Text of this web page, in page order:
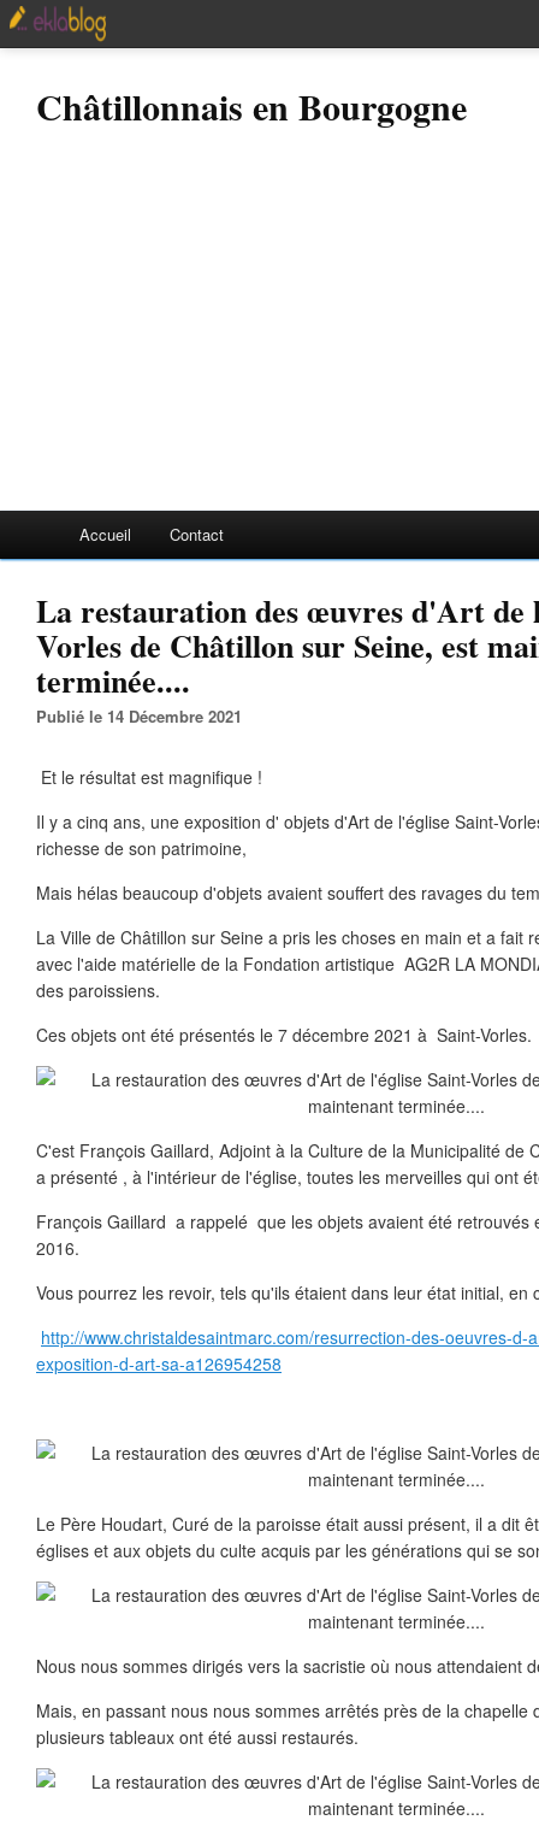
Châtillonnais en Bourgogne
Accueil Contact
La restauration des œuvres d'Art de
Vorles de Châtillon sur Seine, est
terminée....
Publié le 14 Décembre 2021
Et le résultat est magnifique !
Il y a cinq ans, une exposition d' objets d'Art de l'église Saint-
richesse de son patrimoine,
Mais hélas beaucoup d'objets avaient souffert des ravages du
La Ville de Châtillon sur Seine a pris les choses en main et a fait
avec l'aide matérielle de la Fondation artistique AG2R LA
des paroissiens.
Ces objets ont été présentés le 7 décembre 2021 à Saint-Vorles.
C'est François Gaillard, Adjoint à la Culture de la Municipalité de
a présenté , à l'intérieur de l'église, toutes les merveilles qui ont
François Gaillard a rappelé que les objets avaient été retrouvés
2016.
Vous pourrez les revoir, tels qu'ils étaient dans leur état initial, en
http://www.christaldesaintmarc.com/resurrection-des-oeuvres-d-
exposition-d-art-sa-a126954258
Le Père Houdart, Curé de la paroisse était aussi présent, il a dit
églises et aux objets du culte acquis par les générations qui se
Nous nous sommes dirigés vers la sacristie où nous attendaient
Mais, en passant nous nous sommes arrêtés près de la chapelle
plusieurs tableaux ont été aussi restaurés.